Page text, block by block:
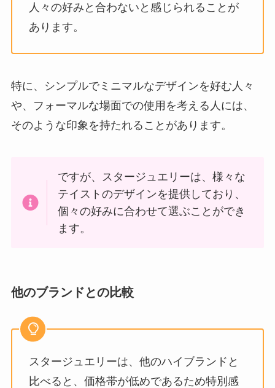
人々の好みと合わないと感じられることが
あります。
特に、シンプルでミニマルなデザインを好む人々
や、フォーマルな場面での使用を考える人には、
そのような印象を持たれることがあります​。
ですが、スタージュエリーは、様々な
テイストのデザインを提供しており、
個々の好みに合わせて選ぶことができ
ます。
他のブランドとの比較
スタージュエリーは、他のハイブランドと
比べると、価格帯が低めであるため特別感